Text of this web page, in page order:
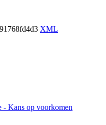
XML
- Kans op voorkomen